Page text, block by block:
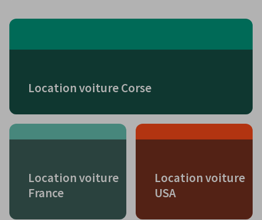
Location voiture Corse
Location voiture
France
Location voiture
USA